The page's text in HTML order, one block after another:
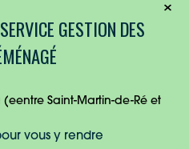
GESTION DES
Saint-Martin-de-Ré et
vous y rendre